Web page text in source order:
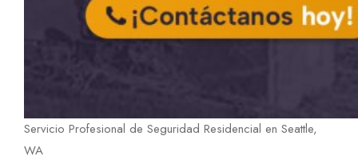
Servicio Profesional de Seguridad Residencial en Seattle,
WA